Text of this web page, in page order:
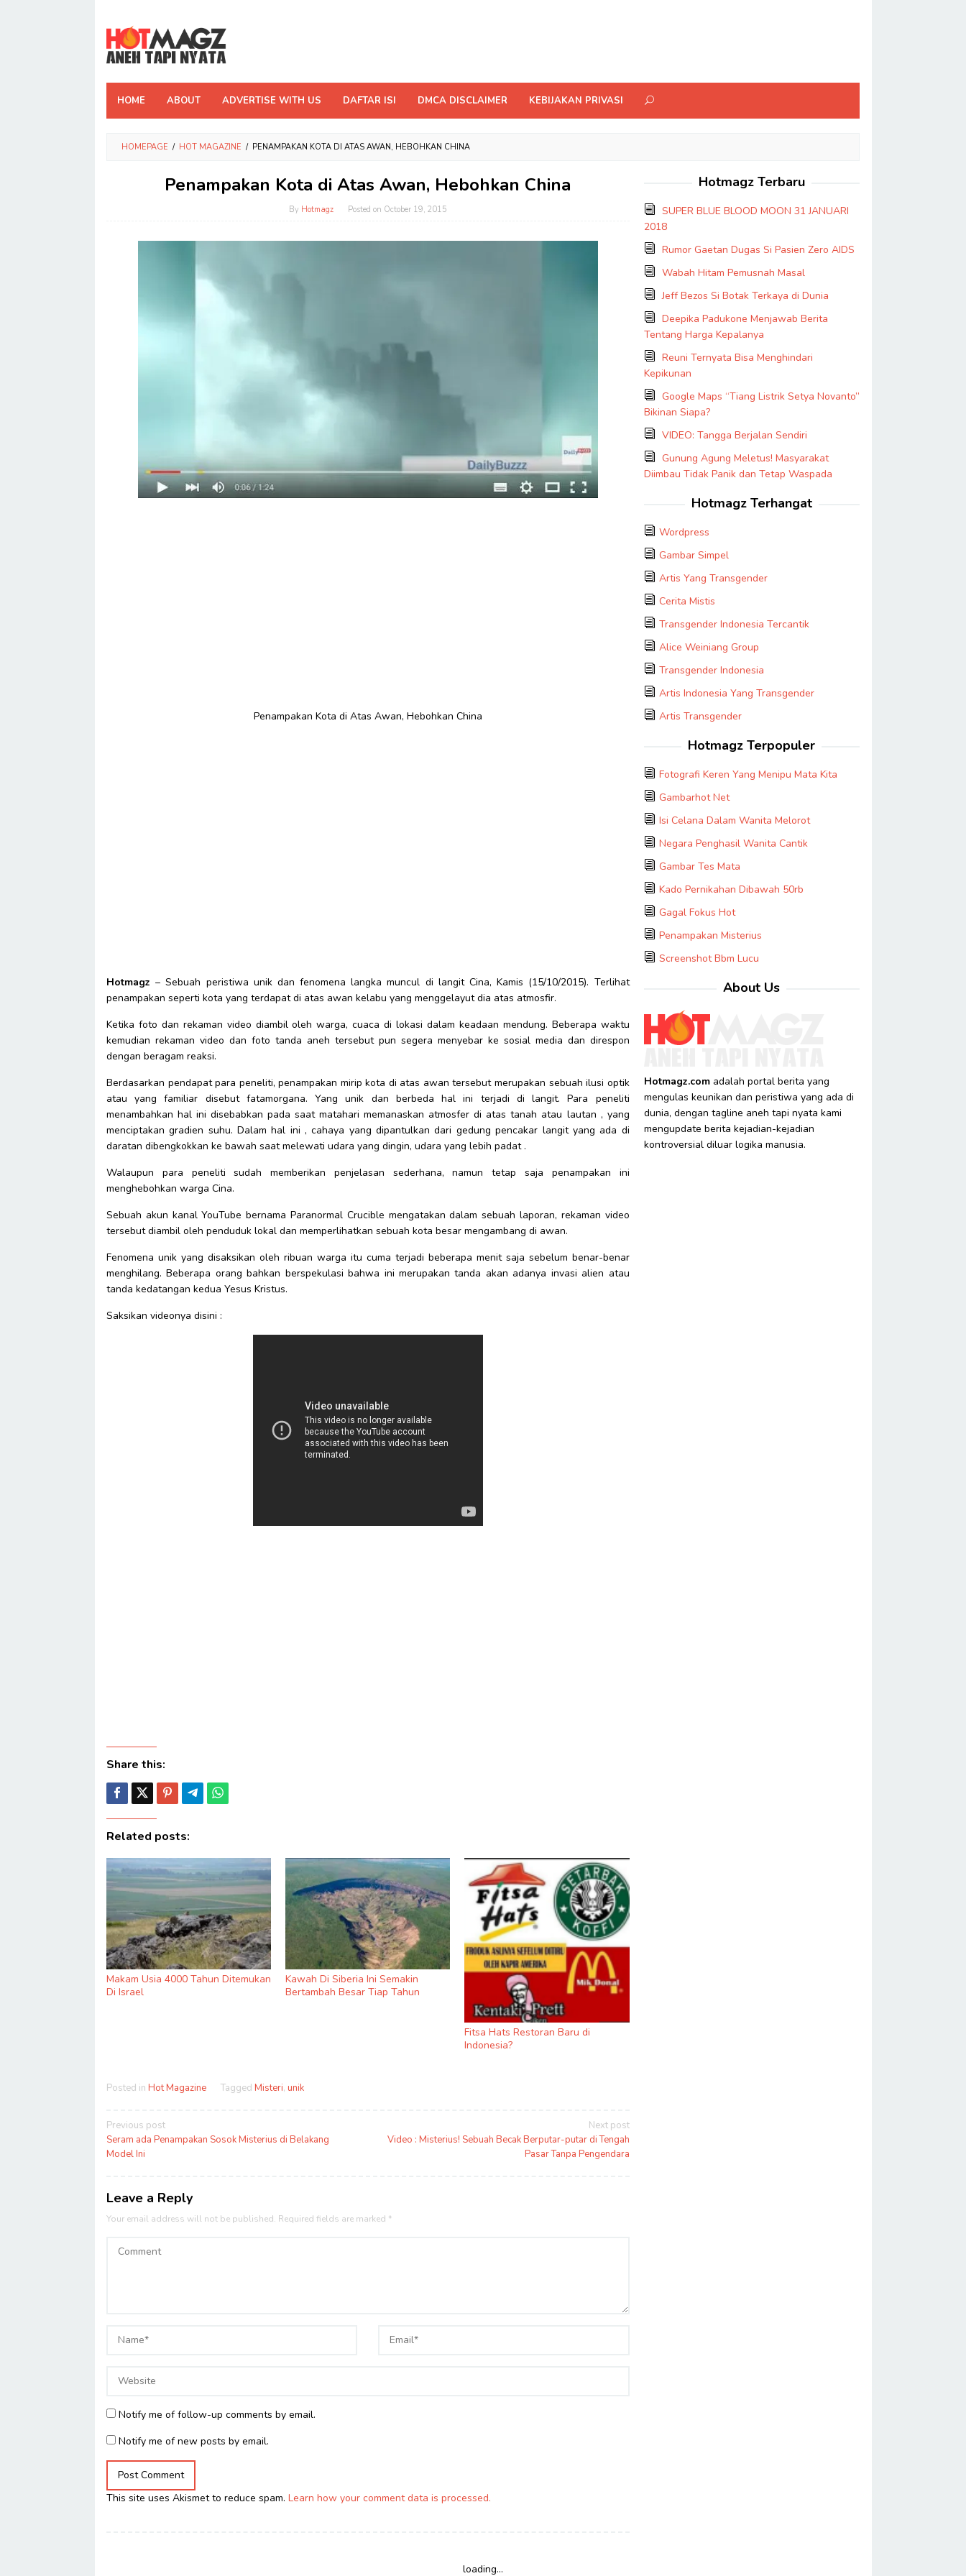
content
HOME ABOUT ADVERTISE WITH US DAFTAR ISI DMCA DISCLAIMER KEBIJAKAN PRIVASI
HOMEPAGE / HOT MAGAZINE / PENAMPAKAN KOTA DI ATAS AWAN, HEBOHKAN CHINA
Penampakan Kota di Atas Awan, Hebohkan China
By Hotmagz Posted on October 19, 2015
Penampakan Kota di Atas Awan, Hebohkan China
Hotmagz– Sebuah peristiwa unik dan fenomena langka muncul di langit Cina, Kamis (15/10/2015). Terlihat
penampakan seperti kota yang terdapat di atas awan kelabu yang menggelayut dia atas atmosfir.
Ketika foto dan rekaman video diambil oleh warga, cuaca di lokasi dalam keadaan mendung. Beberapa waktu
kemudian rekaman video dan foto tanda aneh tersebut pun segera menyebar ke sosial media dan direspon
dengan beragam reaksi.
Berdasarkan pendapat para peneliti, penampakan mirip kota di atas awan tersebut merupakan sebuah ilusi optik
atau yang familiar disebut fatamorgana. Yang unik dan berbeda hal ini terjadi di langit. Para peneliti
menambahkan hal ini disebabkan pada saat matahari memanaskan atmosfer di atas tanah atau lautan , yang
menciptakan gradien suhu. Dalam hal ini , cahaya yang dipantulkan dari gedung pencakar langit yang ada di
daratan dibengkokkan ke bawah saat melewati udara yang dingin, udara yang lebih padat .
Walaupun para peneliti sudah memberikan penjelasan sederhana, namun tetap saja penampakan ini
menghebohkan warga Cina.
Sebuah akun kanal YouTube bernama Paranormal Crucible mengatakan dalam sebuah laporan, rekaman video
tersebut diambil oleh penduduk lokal dan memperlihatkan sebuah kota besar mengambang di awan.
Fenomena unik yang disaksikan oleh ribuan warga itu cuma terjadi beberapa menit saja sebelum benar-benar
menghilang. Beberapa orang bahkan berspekulasi bahwa ini merupakan tanda akan adanya invasi alien atau
tanda kedatangan kedua Yesus Kristus.
Saksikan videonya disini :
Share this:
Related posts:
Makam Usia 4000 Tahun Ditemukan
Di Israel
Kawah Di Siberia Ini Semakin
Bertambah Besar Tiap Tahun
Fitsa Hats Restoran Baru di
Indonesia?
Posted in Hot Magazine Tagged Misteri, unik
Post
navigation
Previous post
Seram ada Penampakan Sosok Misterius di Belakang
Model Ini
Next post
Video : Misterius! Sebuah Becak Berputar-putar di Tengah
Pasar Tanpa Pengendara
Leave a Reply
Your email address will not be published. Required fields are marked *
Notify me of follow-up comments by email.
Notify me of new posts by email.
This site uses Akismet to reduce spam. Learn how your comment data is processed.
Hotmagz Terbaru
SUPER BLUE BLOOD MOON 31 JANUARI
2018
Rumor Gaetan Dugas Si Pasien Zero AIDS
Wabah Hitam Pemusnah Masal
Jeff Bezos Si Botak Terkaya di Dunia
Deepika Padukone Menjawab Berita
Tentang Harga Kepalanya
Reuni Ternyata Bisa Menghindari
Kepikunan
Google Maps “Tiang Listrik Setya Novanto”
Bikinan Siapa?
VIDEO: Tangga Berjalan Sendiri
Gunung Agung Meletus! Masyarakat
Diimbau Tidak Panik dan Tetap Waspada
Hotmagz Terhangat
Wordpress
Gambar Simpel
Artis Yang Transgender
Cerita Mistis
Transgender Indonesia Tercantik
Alice Weiniang Group
Transgender Indonesia
Artis Indonesia Yang Transgender
Artis Transgender
Hotmagz Terpopuler
Fotografi Keren Yang Menipu Mata Kita
Gambarhot Net
Isi Celana Dalam Wanita Melorot
Negara Penghasil Wanita Cantik
Gambar Tes Mata
Kado Pernikahan Dibawah 50rb
Gagal Fokus Hot
Penampakan Misterius
Screenshot Bbm Lucu
About Us
Hotmagz.comadalah portal berita yang
mengulas keunikan dan peristiwa yang ada di
dunia, dengan tagline aneh tapi nyata kami
mengupdate berita kejadian-kejadian
kontroversial diluar logika manusia.
loading...